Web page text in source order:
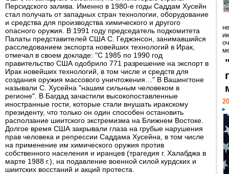
Персидского залива. Именно в 1980-е годы Саддам Хусейн
стал получать от западных стран технологии, оборудование
и средства для производства химического и другого
опасного оружия. В 1991 году председатель подкомитета
Палаты представителей США С. Геджэнсон, занимавшийся
расследованием экспорта новейших технологий в Ирак,
отмечал в своем докладе: "С 1985 по 1990 год
правительство США одобрило 771 разрешение на экспорт в
Ирак новейших технологий, в том числе и средств для
создания оружия массового уничтожения…" В Вашингтоне
называли С. Хусейна "нашим сильным человеком в
регионе". В Багдад зачастили высокопоставленные
иностранные гости, которые стали внушать иракскому
президенту, что только он один способен остановить
расползание шиитского экстремизма на Ближнем Востоке.
Долгое время США закрывали глаза на грубые нарушения
прав человека и репрессии Саддама Хусейна, в том числе
на применение им химического оружия против
собственного населения и иранцев (трагедия г. Халабджа в
марте 1988 г.), на подавление военной силой курдских и
шиитских восстаний и акций протеста.